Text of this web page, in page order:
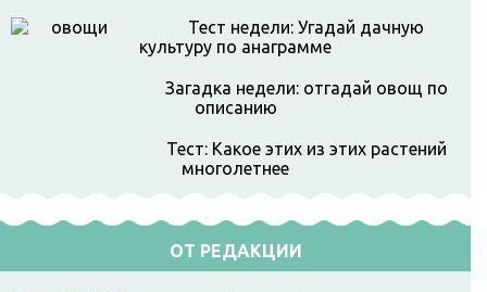
Тест недели: Угадай дачную
культуру по анаграмме
Загадка недели: отгадай овощ по
описанию
Тест: Какое этих из этих растений
многолетнее
ОТ РЕДАКЦИИ